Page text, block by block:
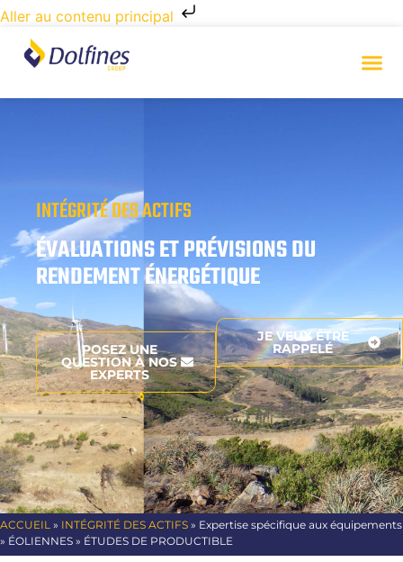
Aller au contenu principal
INTÉGRITÉ DES ACTIFS
ÉVALUATIONS ET PRÉVISIONS DU
RENDEMENT ÉNERGÉTIQUE
POSEZ UNE
QUESTION À NOS
EXPERTS
JE VEUX ÊTRE
RAPPELÉ
ACCUEIL » INTÉGRITÉ DES ACTIFS » Expertise spécifique aux équipements
» ÉOLIENNES » ÉTUDES DE PRODUCTIBLE